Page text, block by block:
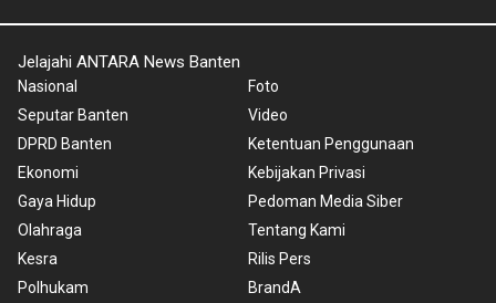
Jelajahi ANTARA News Banten
Nasional
Seputar Banten
DPRD Banten
Ekonomi
Gaya Hidup
Olahraga
Kesra
Polhukam
Foto
Video
Ketentuan Penggunaan
Kebijakan Privasi
Pedoman Media Siber
Tentang Kami
Rilis Pers
BrandA